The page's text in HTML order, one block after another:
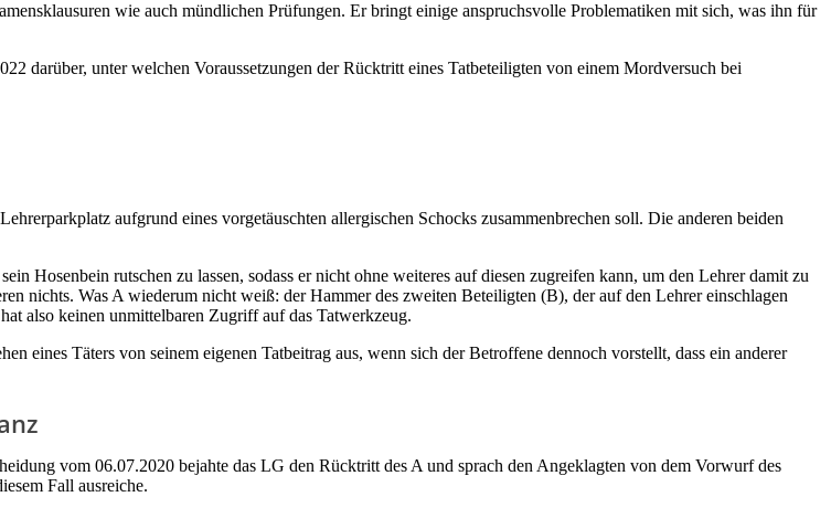
wie auch mündlichen Prüfungen. Er bringt einige anspruchsvolle Problematiken mit sich, was ihn für
darüber, unter welchen Voraussetzungen der Rücktritt eines Tatbeteiligten von einem Mordversuch bei
aufgrund eines vorgetäuschten allergischen Schocks zusammenbrechen soll. Die anderen beiden
Hosenbein rutschen zu lassen, sodass er nicht ohne weiteres auf diesen zugreifen kann, um den Lehrer damit zu
nichts. Was A wiederum nicht weiß: der Hammer des zweiten Beteiligten (B), der auf den Lehrer einschlagen
also keinen unmittelbaren Zugriff auf das Tatwerkzeug.
eines Täters von seinem eigenen Tatbeitrag aus, wenn sich der Betroffene dennoch vorstellt, dass ein anderer
vom 06.07.2020 bejahte das LG den Rücktritt des A und sprach den Angeklagten von dem Vorwurf des
Fall ausreiche.